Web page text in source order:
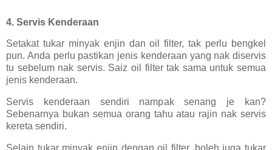
4. Servis Kenderaan
Setakat tukar minyak enjin dan oil filter, tak perlu bengkel
pun. Anda perlu pastikan jenis kenderaan yang nak diservis
tu sebelum nak servis. Saiz oil filter tak sama untuk semua
jenis kenderaan.
Servis kenderaan sendiri nampak senang je kan?
Sebenarnya bukan semua orang tahu atau rajin nak servis
kereta sendiri.